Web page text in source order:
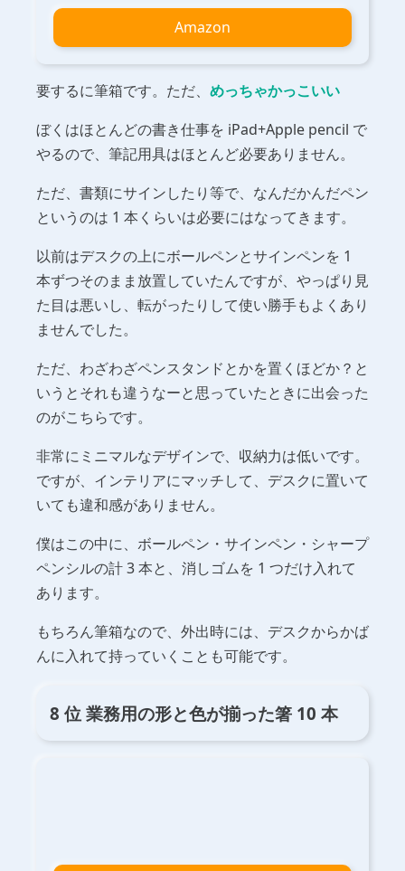
Amazon
要するに筆箱です。ただ、 めっちゃかっこいい
ぼくはほとんどの書き仕事を iPad+Apple pencil で
やるので、筆記用具はほとんど必要ありません。
ただ、書類にサインしたり等で、なんだかんだペン
というのは 1 本くらいは必要にはなってきます。
以前はデスクの上にボールペンとサインペンを 1
本ずつそのまま放置していたんですが、やっぱり見
た目は悪いし、転がったりして使い勝手もよくあり
ませんでした。
ただ、わざわざペンスタンドとかを置くほどか？と
いうとそれも違うなーと思っていたときに出会った
のがこちらです。
非常にミニマルなデザインで、収納力は低いです。
ですが、インテリアにマッチして、デスクに置いて
いても違和感がありません。
僕はこの中に、ボールペン・サインペン・シャープ
ペンシルの計 3 本と、消しゴムを 1 つだけ入れて
あります。
もちろん筆箱なので、外出時には、デスクからかば
んに入れて持っていくことも可能です。
8 位 業務用の形と色が揃った箸 10 本